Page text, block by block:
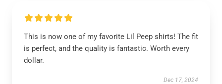
This is now one of my favorite Lil Peep shirts! The fit
is perfect, and the quality is fantastic. Worth every
dollar.
Dec 17, 2024